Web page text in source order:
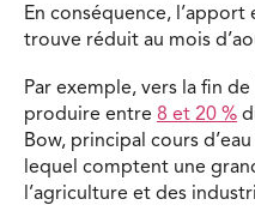
En conséquence, l’apport
trouve réduit au mois
Par exemple, vers la fin
produire entre 8 et 20 %
Bow, principal cours
lequel comptent une
l’agriculture et des